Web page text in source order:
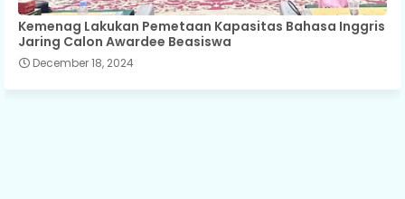
Kemenag Lakukan Pemetaan Kapasitas Bahasa Inggris
Jaring Calon Awardee Beasiswa
December 18, 2024